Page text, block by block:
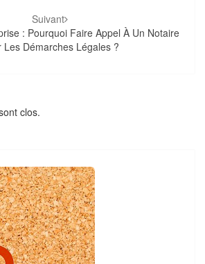
Suivant
: Pourquoi Faire Appel À Un Notaire
Les Démarches Légales ?
clos.